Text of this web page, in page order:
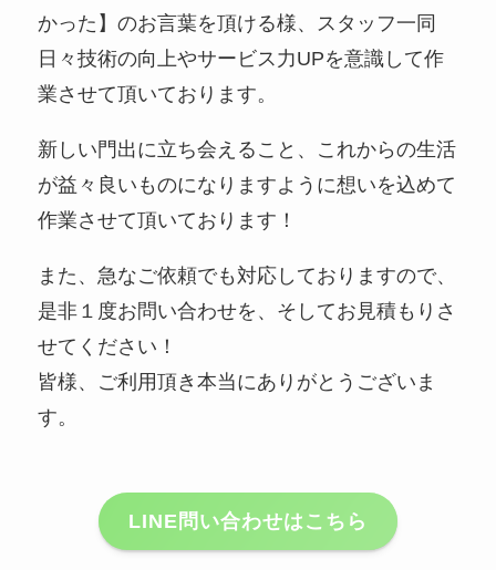
かった】のお言葉を頂ける様、スタッフ一同
日々技術の向上やサービス力UPを意識して作
業させて頂いております。
新しい門出に立ち会えること、これからの生活
が益々良いものになりますように想いを込めて
作業させて頂いております！
また、急なご依頼でも対応しておりますので、
是非１度お問い合わせを、そしてお見積もりさ
せてください！
皆様、ご利用頂き本当にありがとうございま
す。
LINE問い合わせはこちら